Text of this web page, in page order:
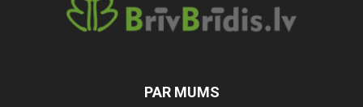
PAR MUMS